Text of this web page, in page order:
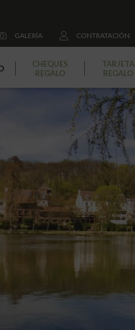
GALERÍA CONTRATACIÓN
CHEQUES
REGALO
TARJETA
REGALO